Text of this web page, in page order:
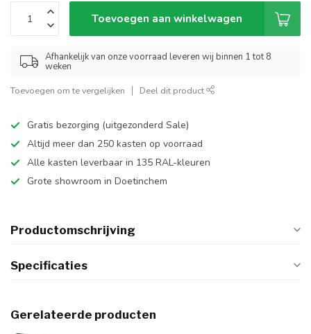
Toevoegen aan winkelwagen
Afhankelijk van onze voorraad leveren wij binnen 1 tot 8
weken
Toevoegen om te vergelijken Deel dit product
Gratis bezorging (uitgezonderd Sale)
Altijd meer dan 250 kasten op voorraad
Alle kasten leverbaar in 135 RAL-kleuren
Grote showroom in Doetinchem
Productomschrijving
Specificaties
Gerelateerde producten